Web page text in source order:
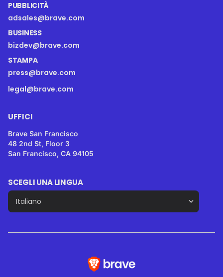
PUBBLICITÀ
adsales@brave.com
BUSINESS
bizdev@brave.com
STAMPA
press@brave.com
legal@brave.com
UFFICI
Brave San Francisco
48 2nd St, Floor 3
San Francisco, CA 94105
SCEGLI UNA LINGUA